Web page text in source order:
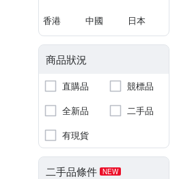
香港 中國 日本
商品狀況
直購品
競標品
全新品
二手品
有現貨
二手品條件 NEW